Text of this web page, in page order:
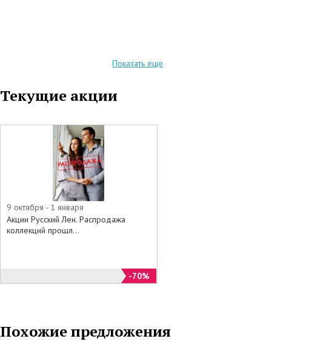
Показать еще
Текущие акции
9 октября - 1 января
Акции Русский Лен. Распродажа
коллекций прошл...
-70%
Похожие предложения